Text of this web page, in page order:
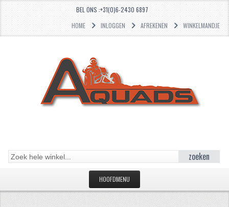
BEL ONS :+31(0)6-2430 6897
HOME
INLOGGEN AFREKENEN WINKELMANDJE
zoeken
HOOFDMENU